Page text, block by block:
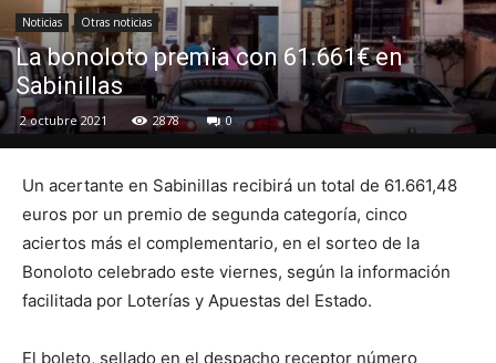
Noticias Otras noticias
La bonoloto premia con 61.661€ en
Sabinillas
2 octubre 2021 2878 0
Un acertante en Sabinillas recibirá un total de 61.661,48
euros por un premio de segunda categoría, cinco
aciertos más el complementario, en el sorteo de la
Bonoloto celebrado este viernes, según la información
facilitada por Loterías y Apuestas del Estado.
El boleto, sellado en el despacho receptor número